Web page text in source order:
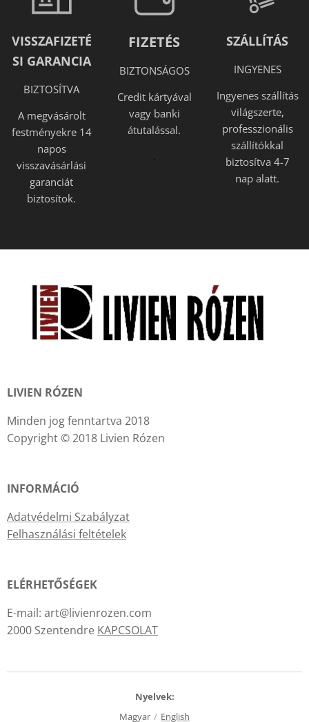
VISSZAFIZETÉ
SI GARANCIA
BIZTOSÍTVA
A megvásárolt
festményekre 14
napos
visszavásárlási
garanciát
biztosítok.
FIZETÉS
BIZTONSÁGOS
Credit kártyával
vagy banki
átutalással.
.
SZÁLLÍTÁS
INGYENES
Ingyenes szállítás
világszerte,
professzionális
szállítókkal
biztosítva 4-7
nap alatt.
LIVIEN RÓZEN
Minden jog fenntartva 2018
Copyright © 2018 Livien Rózen
INFORMÁCIÓ
Adatvédelmi Szabályzat
Felhasználási feltételek
ELÉRHETŐSÉGEK
E-mail: art@livienrozen.com
2000 Szentendre KAPCSOLAT
Nyelvek
Magyar
English